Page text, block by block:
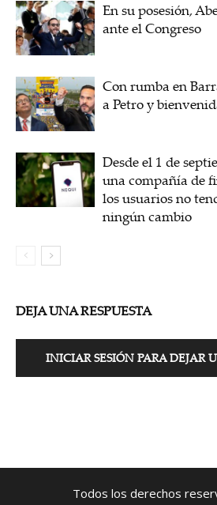
En su posesión,
ante el Congreso
Con rumba en
a Petro y
Desde el 1 de
una compañía de
los usuarios no
ningún cambio
DEJA UNA RESPUESTA
INICIAR SESIÓN PARA DEJAR
Todos los derechos